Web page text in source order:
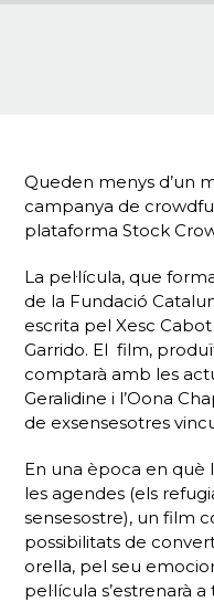
Queden menys d’un
campanya de
plataforma Stock
La pel·lícula, que
de la Fundació
escrita pel Xesc
Garrido. El film,
comptarà amb les
Geralidine i l’Oona
de exsensesotres
En una època en què
les agendes (els
sensesostre), un film
possibilitats de
orella, pel seu
pel·lícula s’estrenarà